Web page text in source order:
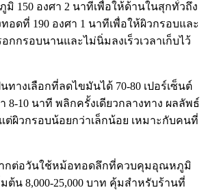
150 องศา 2 นาทีเพื่อให้ด้านในสุกทั่วถึง
อดที่ 190 องศา 1 นาทีเพื่อให้ผิวกรอบและ
กกรอบนานและไม่นิ่มลงเร็วเวลาเก็บไว้
างเลือกที่ลดไขมันได้ 70-80 เปอร์เซ็นต์
8-10 นาที พลิกครั้งเดียวกลางทาง ผลลัพธ์
ต่ผิวกรอบน้อยกว่าเล็กน้อย เหมาะกับคนที่
กต่อวันใช้หม้อทอดลึกที่ควบคุมอุณหภูมิ
ต้น 8,000-25,000 บาท คุ้มสำหรับร้านที่